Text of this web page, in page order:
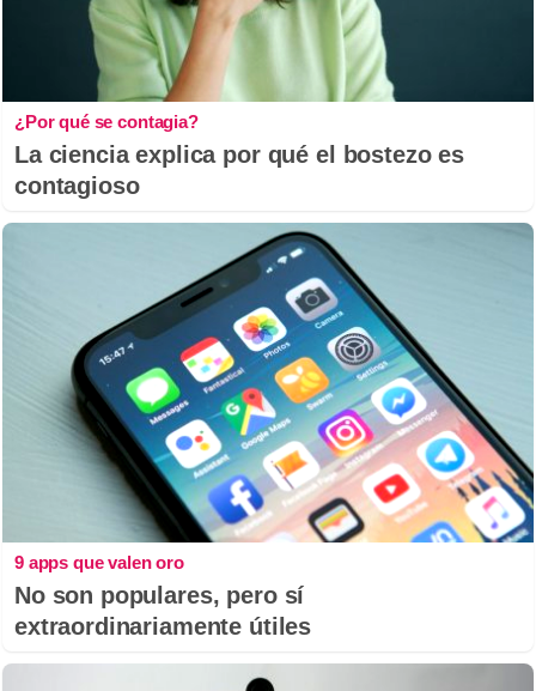
¿Por qué se contagia?
La ciencia explica por qué el bostezo es
contagioso
9 apps que valen oro
No son populares, pero sí
extraordinariamente útiles